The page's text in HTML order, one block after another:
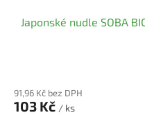
Japonské nudle SOBA
91,96 Kč bez DPH
103 Kč / ks